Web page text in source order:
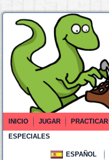
INICIO JUGAR PRACTICAR
ESPECIALES
ESPAÑOL